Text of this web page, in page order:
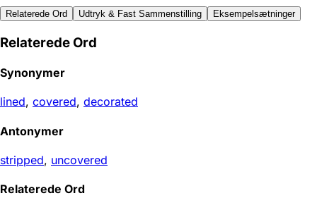
Relaterede Ord Udtryk & Fast Sammenstilling Eksempelsætninger
Relaterede Ord
Synonymer
lined, covered, decorated
Antonymer
stripped, uncovered
Relaterede Ord